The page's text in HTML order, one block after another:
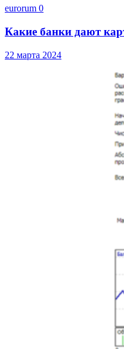
eurorum 0
Какие банки дают
22 марта 2024